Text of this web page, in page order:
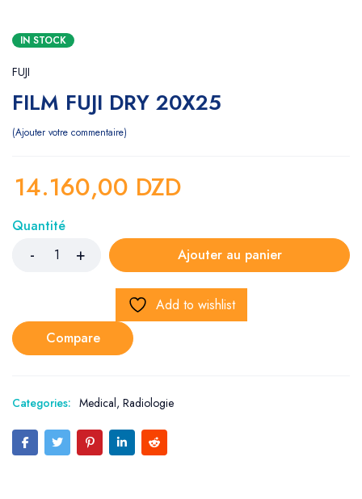
IN STOCK
FUJI
FILM FUJI DRY 20X25
Ajouter votre commentaire
14.160,00 DZD
Quantité
Ajouter au panier
Add to wishlist
Compare
Categories: Medical, Radiologie